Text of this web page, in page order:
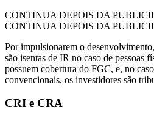
CONTINUA DEPOIS DA
CONTINUA DEPOIS DA
Por impulsionarem o
são isentas de IR no caso de pessoas
possuem cobertura do FGC, e, no
convencionais, os investidores são
CRI e CRA